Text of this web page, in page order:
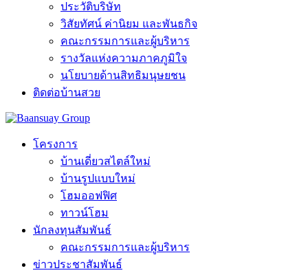
ประวัติบริษัท
วิสัยทัศน์ ค่านิยม และพันธกิจ
คณะกรรมการและผู้บริหาร
รางวัลแห่งความภาคภูมิใจ
นโยบายด้านสิทธิมนุษยชน
ติดต่อบ้านสวย
โครงการ
บ้านเดี่ยวสไตล์ใหม่
บ้านรูปแบบใหม่
โฮมออฟฟิศ
ทาวน์โฮม
นักลงทุนสัมพันธ์
คณะกรรมการและผู้บริหาร
ข่าวประชาสัมพันธ์